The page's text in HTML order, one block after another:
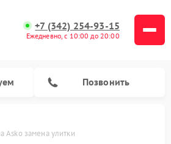
+7 (342) 254-93-15
Ежедневно, с 10:00 до 20:00
Позвонить
замена улитки